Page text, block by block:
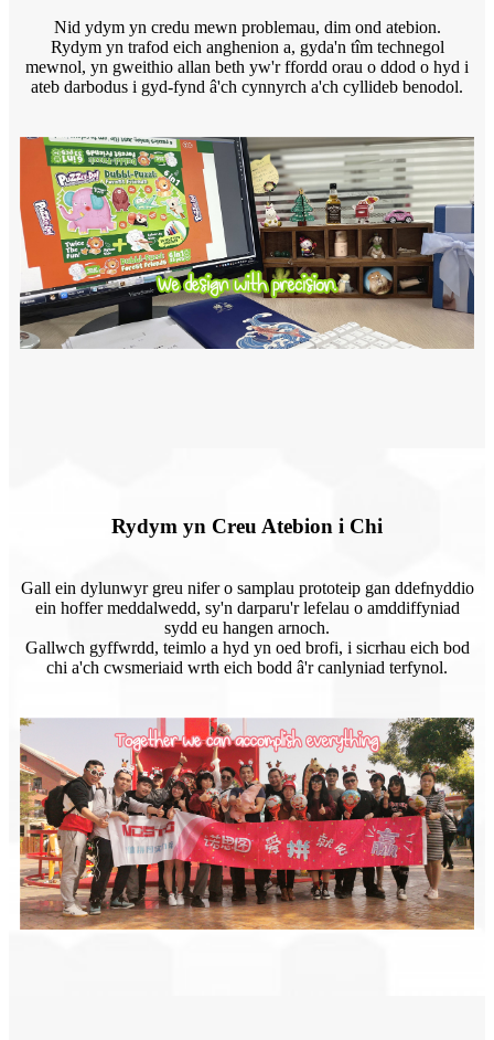
Nid ydym yn credu mewn problemau, dim ond atebion.
Rydym yn trafod eich anghenion a, gyda'n tîm technegol
mewnol, yn gweithio allan beth yw'r ffordd orau o ddod o hyd i
ateb darbodus i gyd-fynd â'ch cynnyrch a'ch cyllideb benodol.
Rydym yn Creu Atebion i Chi
Gall ein dylunwyr greu nifer o samplau prototeip gan ddefnyddio
ein hoffer meddalwedd, sy'n darparu'r lefelau o amddiffyniad
sydd eu hangen arnoch.
Gallwch gyffwrdd, teimlo a hyd yn oed brofi, i sicrhau eich bod
chi a'ch cwsmeriaid wrth eich bodd â'r canlyniad terfynol.